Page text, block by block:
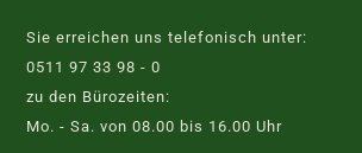
Sie erreichen uns telefonisch unter:
0511 97 33 98 - 0
zu den Bürozeiten:
Mo. - Sa. von 08.00 bis 16.00 Uhr